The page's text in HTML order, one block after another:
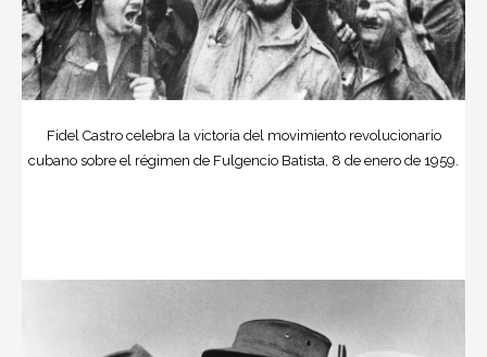
Fidel Castro celebra la victoria del movimiento revolucionario
cubano sobre el régimen de Fulgencio Batista, 8 de enero de 1959.